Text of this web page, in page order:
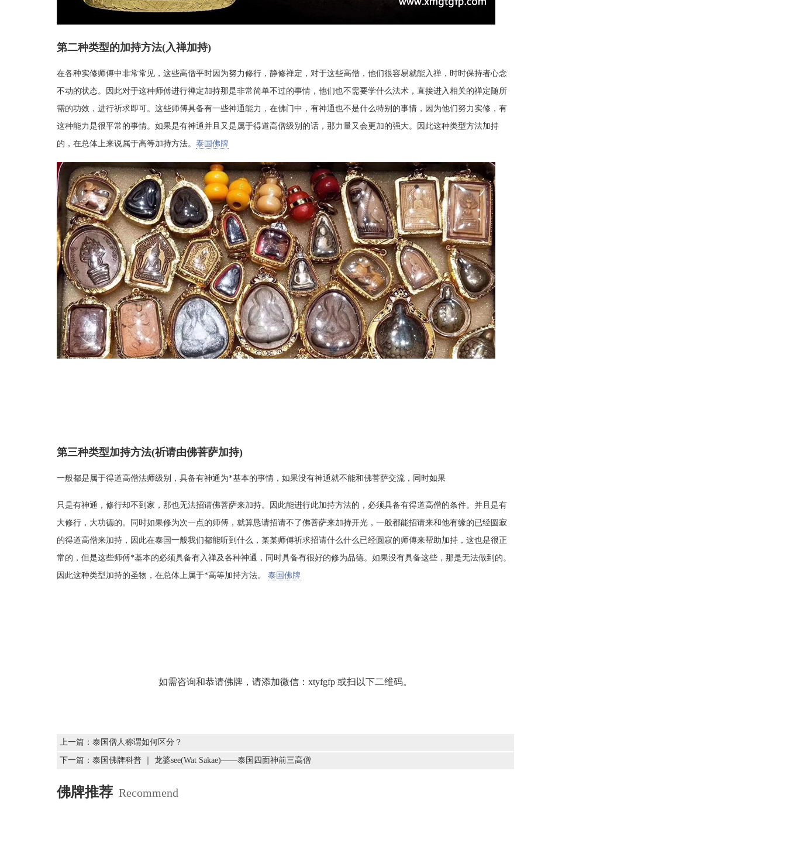
第二种类型的加持方法(入禅加持)
在各种实修师傅中非常常见，这些高僧平时因为努力修行，静修禅定，对于这些高僧，他们很容易就能入禅，时时保持者心念
不动的状态。因此对于这种师傅进行禅定加持那是非常简单不过的事情，他们也不需要学什么法术，直接进入相关的禅定随所
需的功效，进行祈求即可。这些师傅具备有一些神通能力，在佛门中，有神通也不是什么特别的事情，因为他们努力实修，有
这种能力是很平常的事情。如果是有神通并且又是属于得道高僧级别的话，那力量又会更加的强大。因此这种类型方法加持
的，在总体上来说属于高等加持方法。 泰国佛牌
第三种类型加持方法(祈请由佛菩萨加持)
一般都是属于得道高僧法师级别，具备有神通为*基本的事情，如果没有神通就不能和佛菩萨交流，同时如果
只是有神通，修行却不到家，那也无法招请佛菩萨来加持。因此能进行此加持方法的，必须具备有得道高僧的条件。并且是有
大修行，大功德的。同时如果修为次一点的师傅，就算恳请招请不了佛菩萨来加持开光，一般都能招请来和他有缘的已经圆寂
的得道高僧来加持，因此在泰国一般我们都能听到什么，某某师傅祈求招请什么什么已经圆寂的师傅来帮助加持，这也是很正
常的，但是这些师傅*基本的必须具备有入禅及各种神通，同时具备有很好的修为品德。如果没有具备这些，那是无法做到的。
因此这种类型加持的圣物，在总体上属于*高等加持方法。 泰国佛牌
如需咨询和恭请佛牌，请添加微信：xtyfgfp 或扫以下二维码。
上一篇： 泰国僧人称谓如何区分？
下一篇： 泰国佛牌科普 ｜ 龙婆see(Wat Sakae)——泰国四面神前三高僧
佛牌推荐 Recommend